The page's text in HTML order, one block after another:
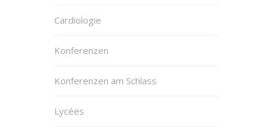
Cardiologie
Konferenzen
Konferenzen am Schlass
Lycées